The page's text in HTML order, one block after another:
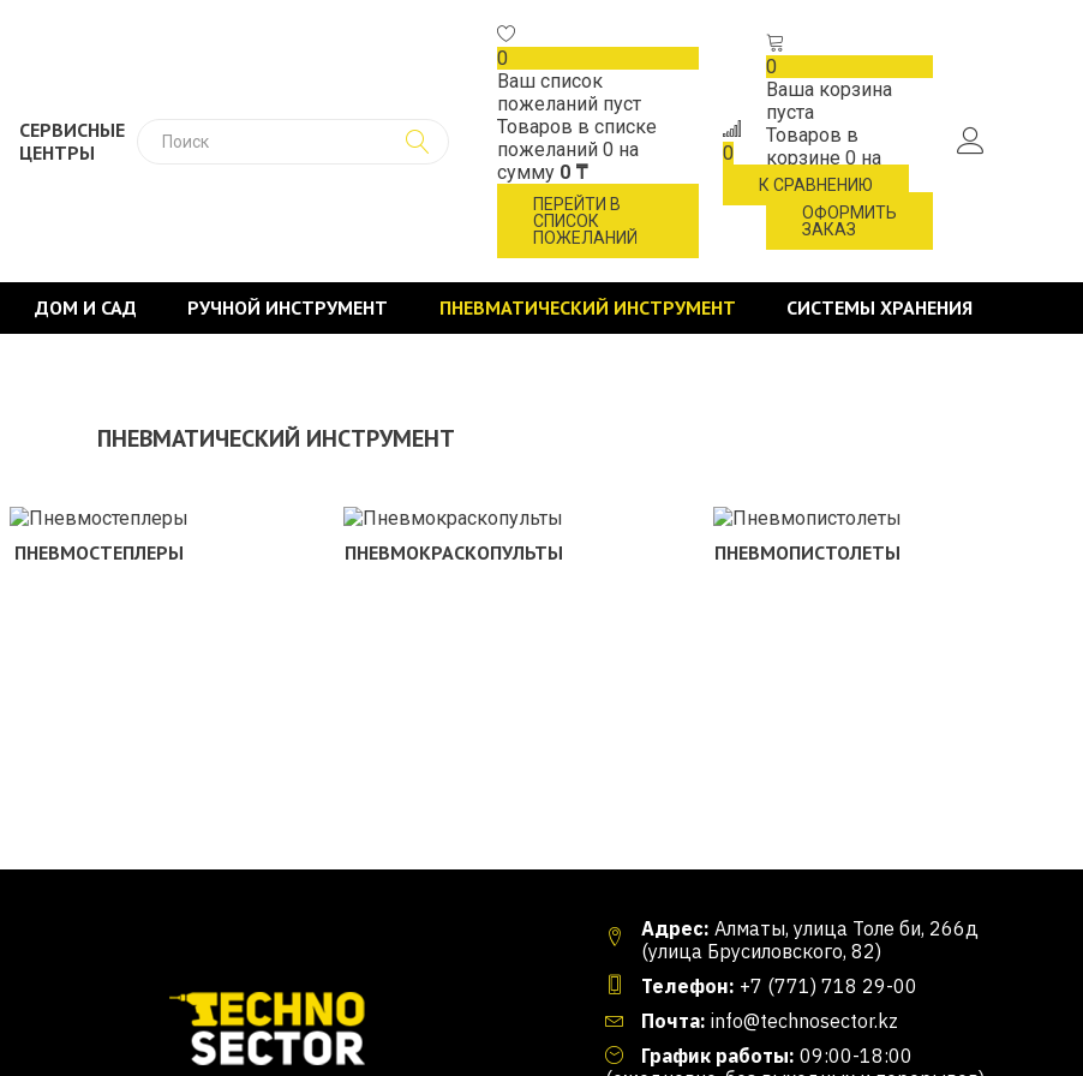
СЕРВИСНЫЕ
ЦЕНТРЫ
0
Ваш список
пожеланий пуст
Товаров в списке
пожеланий 0 на
сумму 0 ₸
ПЕРЕЙТИ В
СПИСОК
ПОЖЕЛАНИЙ
0
К СРАВНЕНИЮ
0
Ваша корзина
пуста
Товаров в
корзине 0 на
сумму0 ₸
ОФОРМИТЬ
ЗАКАЗ
ДОМ И САД РУЧНОЙ ИНСТРУМЕНТ ПНЕВМАТИЧЕСКИЙ ИНСТРУМЕНТ СИСТЕМЫ ХРАНЕНИЯ
ПНЕВМАТИЧЕСКИЙ ИНСТРУМЕНТ
ПНЕВМОСТЕПЛЕРЫ ПНЕВМОКРАСКОПУЛЬТЫ ПНЕВМОПИСТОЛЕТЫ
Адрес: Алматы, улица Толе би, 266д
(улица Брусиловского, 82)
Телефон: +7 (771) 718 29-00
Почта: info@technosector.kz
График работы: 09:00-18:00